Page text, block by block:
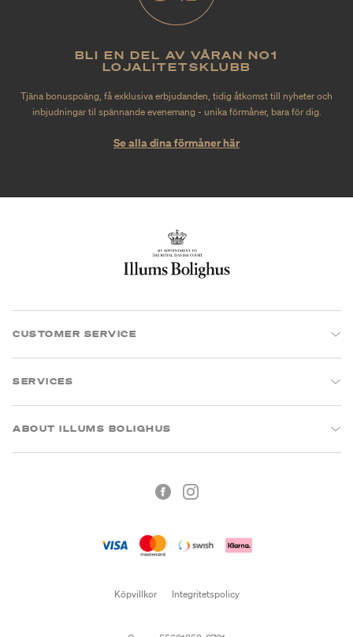
BLI EN DEL AV VÅRAN NO1
LOJALITETSKLUBB
Tjäna bonuspoäng, få exklusiva erbjudanden, tidig åtkomst till nyheter och
inbjudningar til spännande evenemang - unika förmåner, bara för dig.
Se alla dina förmåner här
CUSTOMER SERVICE
SERVICES
ABOUT ILLUMS BOLIGHUS
Köpvillkor Integritetspolicy